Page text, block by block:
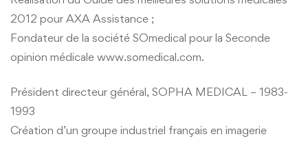
2012 pour AXA Assistance ;
Fondateur de la société SOmedical pour la Seconde
opinion médicale www.somedical.com.
Président directeur général, SOPHA MEDICAL – 1983-
1993
Création d’un groupe industriel français en imagerie